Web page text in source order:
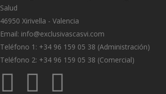
Salud
46950 Xirivella - Valencia
Email: info@exclusivascasvi.com
Teléfono 1: +34 96 159 05 38 (Administración)
Teléfono 2: +34 96 159 05 38 (Comercial)